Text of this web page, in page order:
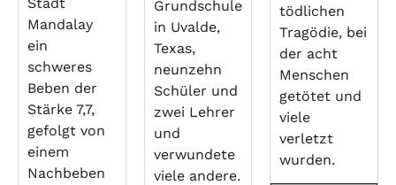
Mandalay
ein
schweres
Beben der
Stärke 7,7,
gefolgt von
einem
Nachbeben
Grundschule
in Uvalde,
Texas,
neunzehn
Schüler und
zwei Lehrer
und
verwundete
viele andere.
tödlichen
Tragödie, bei
der acht
Menschen
getötet und
viele
verletzt
wurden.